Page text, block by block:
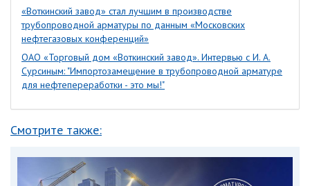
«Воткинский завод» стал лучшим в производстве
трубопроводной арматуры по данным «Московских
нефтегазовых конференций»
ОАО «Торговый дом «Воткинский завод». Интервью с И. А.
Сурсиным: "Импортозамещение в трубопроводной арматуре
для нефтепереработки - это мы!"
Смотрите также: